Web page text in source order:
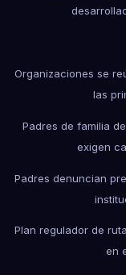
Organizaciones se
las
Padres de familia
exigen
Padres denuncian
Plan regulador de
en